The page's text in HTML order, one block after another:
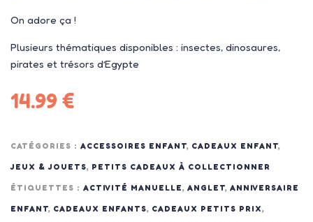
On adore ça !
Plusieurs thématiques disponibles : insectes, dinosaures,
pirates et trésors d’Egypte
14.99 €
CATÉGORIES : ACCESSOIRES ENFANT, CADEAUX ENFANT,
JEUX & JOUETS, PETITS CADEAUX À COLLECTIONNER
ÉTIQUETTES : ACTIVITÉ MANUELLE, ANGLET, ANNIVERSAIRE
ENFANT, CADEAUX ENFANTS, CADEAUX PETITS PRIX,